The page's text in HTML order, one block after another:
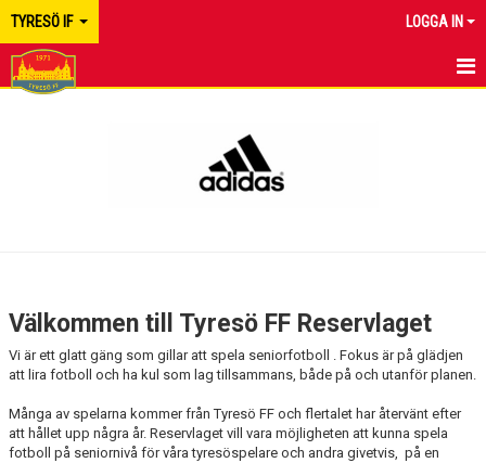
TYRESÖ IF LOGGA IN
KONTAKT
Välkommen till Tyresö FF Reservlaget
Vi är ett glatt gäng som gillar att spela seniorfotboll . Fokus är på glädjen
att lira fotboll och ha kul som lag tillsammans, både på och utanför planen.
Många av spelarna kommer från Tyresö FF och flertalet har återvänt efter
att hållet upp några år. Reservlaget vill vara möjligheten att kunna spela
fotboll på seniornivå för våra tyresöspelare och andra givetvis, på en